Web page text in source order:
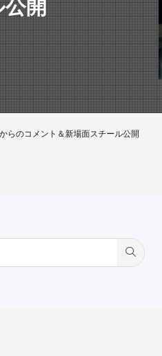
開
らのコメント＆新場面スチール公開